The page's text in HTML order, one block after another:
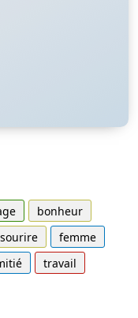
bonheur
sourire
femme
travail